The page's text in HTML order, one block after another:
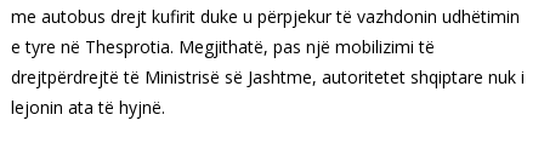
me autobus drejt kufirit duke u përpjekur të vazhdonin udhëtimin
e tyre në Thesprotia. Megjithatë, pas një mobilizimi të
drejtpërdrejtë të Ministrisë së Jashtme, autoritetet shqiptare nuk i
lejonin ata të hyjnë.